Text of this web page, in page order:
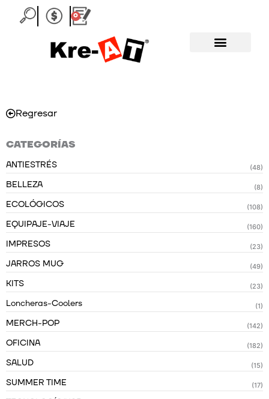
0
Carrito
Regresar
CATEGORÍAS
ANTIESTRÉS (48)
BELLEZA (8)
ECOLÓGICOS (108)
EQUIPAJE-VIAJE (160)
IMPRESOS (23)
JARROS MUG (49)
KITS (23)
Loncheras-Coolers (1)
MERCH-POP (142)
OFICINA (182)
SALUD (15)
SUMMER TIME (17)